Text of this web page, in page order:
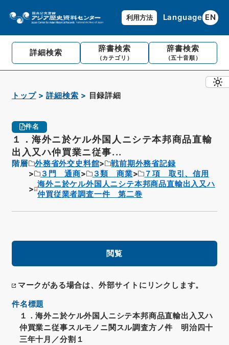
利用方法 Language EN
詳細検索 辞書検索
（カテゴリ）
辞書検索
（五十音順）
トップ 詳細検索 目録詳細
件名
１．海外ニ於ケル外国人ニシテ本邦商品直輸
出入又ハ仲買業ニ従事...
階層 外務省外交史料館
戦前期外務省記録
３門 通商
３類 商業
７項 取引、信用
海外ニ於ケル外国人ニシテ本邦商品直輸出入又ハ
仲買従業者調査一件 第二巻
閲覧
マークがある場合は、外部サイトにリンクします。
件名標題
１．海外ニ於ケル外国人ニシテ本邦商品直輸出入又ハ
仲買業ニ従事スルモノニ関スル調査方ノ件 明治四十
三年十月／分割１